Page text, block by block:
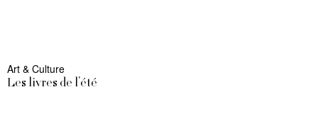
Art & Culture
Les livres de l’été